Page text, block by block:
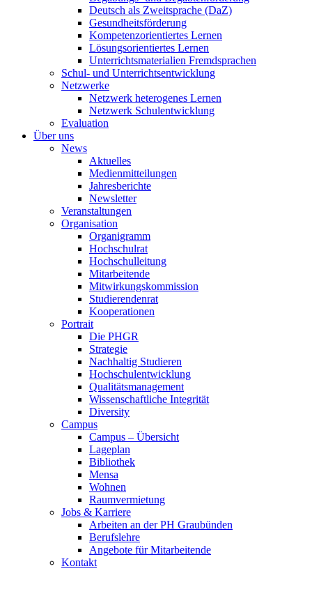
Deutsch als Zweitsprache (DaZ)
Gesundheitsförderung
Kompetenzorientiertes Lernen
Lösungsorientiertes Lernen
Unterrichtsmaterialien Fremdsprachen
Schul- und Unterrichtsentwicklung
Netzwerke
Netzwerk heterogenes Lernen
Netzwerk Schulentwicklung
Evaluation
Über uns
News
Aktuelles
Medienmitteilungen
Jahresberichte
Newsletter
Veranstaltungen
Organisation
Organigramm
Hochschulrat
Hochschulleitung
Mitarbeitende
Mitwirkungskommission
Studierendenrat
Kooperationen
Portrait
Die PHGR
Strategie
Nachhaltig Studieren
Hochschulentwicklung
Qualitätsmanagement
Wissenschaftliche Integrität
Diversity
Campus
Campus – Übersicht
Lageplan
Bibliothek
Mensa
Wohnen
Raumvermietung
Jobs & Karriere
Arbeiten an der PH Graubünden
Berufslehre
Angebote für Mitarbeitende
Kontakt